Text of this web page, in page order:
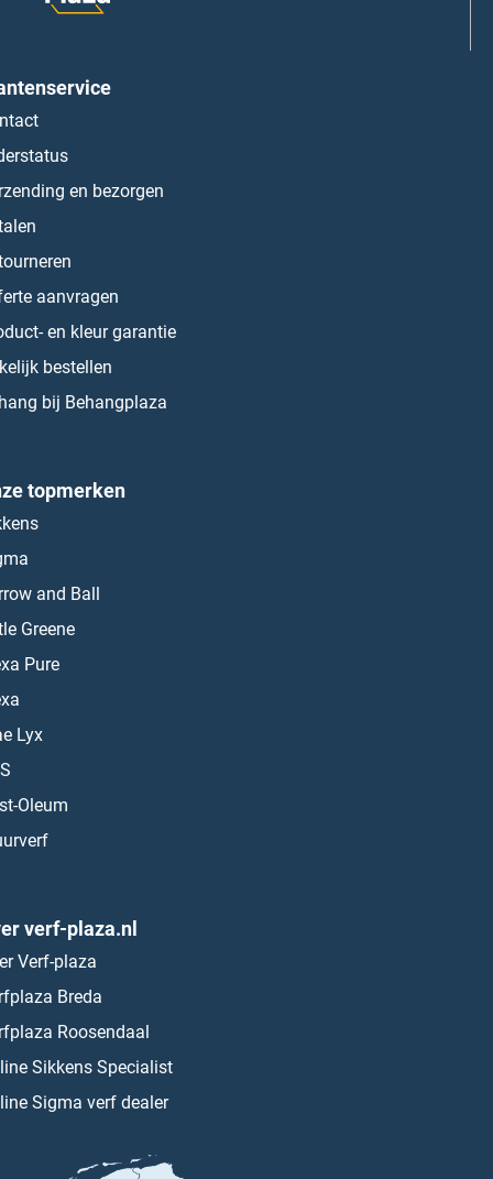
en bezorgen
aanvragen
en kleur garantie
bestellen
bij Behangplaza
topmerken
and Ball
Greene
Pure
Lyx
Oleum
verf-plaza.nl
Verf-plaza
Breda
Roosendaal
Sikkens Specialist
Sigma verf dealer